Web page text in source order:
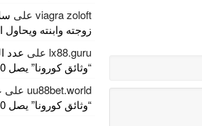
viagra zoloftعلى
زوجته وابنته ويحاول
lx88.guru على عدد
“وثائق كورونا” يصل 220 شخصا
uu88bet.world على
“وثائق كورونا” يصل 220 شخصا